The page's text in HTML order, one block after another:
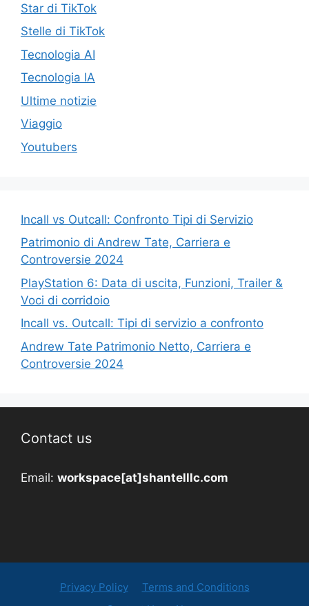
Star di TikTok
Stelle di TikTok
Tecnologia AI
Tecnologia IA
Ultime notizie
Viaggio
Youtubers
Incall vs Outcall: Confronto Tipi di Servizio
Patrimonio di Andrew Tate, Carriera e
Controversie 2024
PlayStation 6: Data di uscita, Funzioni, Trailer &
Voci di corridoio
Incall vs. Outcall: Tipi di servizio a confronto
Andrew Tate Patrimonio Netto, Carriera e
Controversie 2024
Contact us
Email: workspace[at]shantelllc.com
Privacy Policy
Terms and Conditions